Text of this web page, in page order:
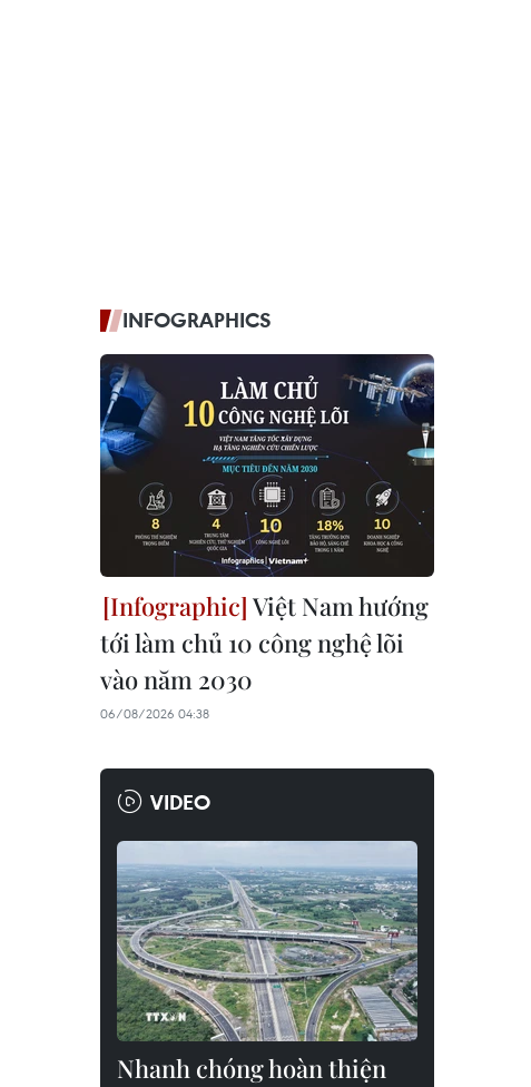
INFOGRAPHICS
Việt Nam hướng
tới làm chủ 10 công nghệ lõi
vào năm 2030
06/08/2026 04:38
VIDEO
Nhanh chóng hoàn thiện